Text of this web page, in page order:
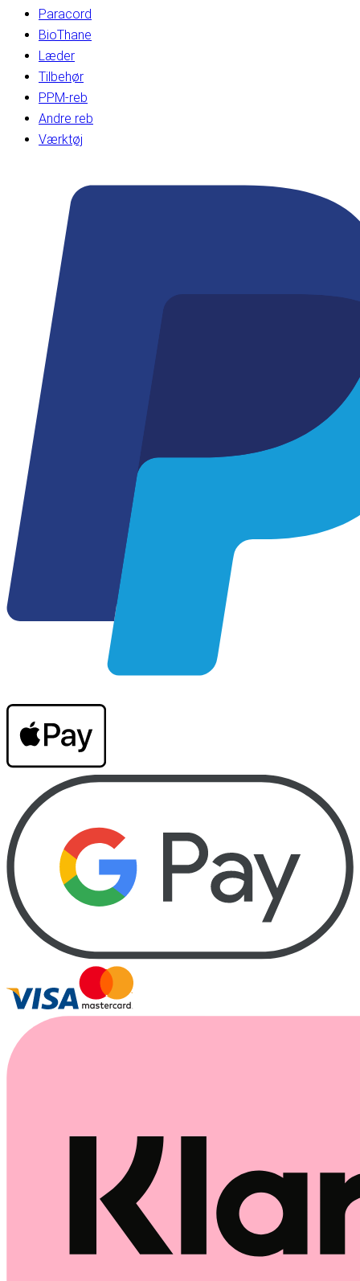
Paracord
BioThane
Læder
Tilbehør
PPM-reb
Andre reb
Værktøj